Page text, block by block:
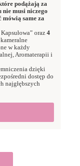
podążają za
musi niczego
mówią same za
oraz 4
w każdy
Aromaterapii i
dzięki
dostęp do
najgłębszych